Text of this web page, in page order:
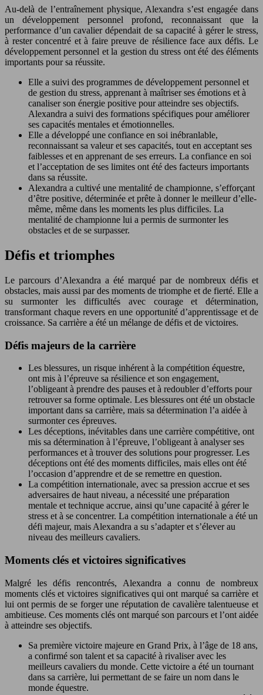
Au-delà de l’entraînement physique, Alexandra s’est engagée dans
un développement personnel profond, reconnaissant que la
performance d’un cavalier dépendait de sa capacité à gérer le stress,
à rester concentré et à faire preuve de résilience face aux défis. Le
développement personnel et la gestion du stress ont été des éléments
importants pour sa réussite.
Elle a suivi des programmes de développement personnel et
de gestion du stress, apprenant à maîtriser ses émotions et à
canaliser son énergie positive pour atteindre ses objectifs.
Alexandra a suivi des formations spécifiques pour améliorer
ses capacités mentales et émotionnelles.
Elle a développé une confiance en soi inébranlable,
reconnaissant sa valeur et ses capacités, tout en acceptant ses
faiblesses et en apprenant de ses erreurs. La confiance en soi
et l’acceptation de ses limites ont été des facteurs importants
dans sa réussite.
Alexandra a cultivé une mentalité de championne, s’efforçant
d’être positive, déterminée et prête à donner le meilleur d’elle-
même, même dans les moments les plus difficiles. La
mentalité de championne lui a permis de surmonter les
obstacles et de se surpasser.
Défis et triomphes
Le parcours d’Alexandra a été marqué par de nombreux défis et
obstacles, mais aussi par des moments de triomphe et de fierté. Elle a
su surmonter les difficultés avec courage et détermination,
transformant chaque revers en une opportunité d’apprentissage et de
croissance. Sa carrière a été un mélange de défis et de victoires.
Défis majeurs de la carrière
Les blessures, un risque inhérent à la compétition équestre,
ont mis à l’épreuve sa résilience et son engagement,
l’obligeant à prendre des pauses et à redoubler d’efforts pour
retrouver sa forme optimale. Les blessures ont été un obstacle
important dans sa carrière, mais sa détermination l’a aidée à
surmonter ces épreuves.
Les déceptions, inévitables dans une carrière compétitive, ont
mis sa détermination à l’épreuve, l’obligeant à analyser ses
performances et à trouver des solutions pour progresser. Les
déceptions ont été des moments difficiles, mais elles ont été
l’occasion d’apprendre et de se remettre en question.
La compétition internationale, avec sa pression accrue et ses
adversaires de haut niveau, a nécessité une préparation
mentale et technique accrue, ainsi qu’une capacité à gérer le
stress et à se concentrer. La compétition internationale a été un
défi majeur, mais Alexandra a su s’adapter et s’élever au
niveau des meilleurs cavaliers.
Moments clés et victoires significatives
Malgré les défis rencontrés, Alexandra a connu de nombreux
moments clés et victoires significatives qui ont marqué sa carrière et
lui ont permis de se forger une réputation de cavalière talentueuse et
ambitieuse. Ces moments clés ont marqué son parcours et l’ont aidée
à atteindre ses objectifs.
Sa première victoire majeure en Grand Prix, à l’âge de 18 ans,
a confirmé son talent et sa capacité à rivaliser avec les
meilleurs cavaliers du monde. Cette victoire a été un tournant
dans sa carrière, lui permettant de se faire un nom dans le
monde équestre.